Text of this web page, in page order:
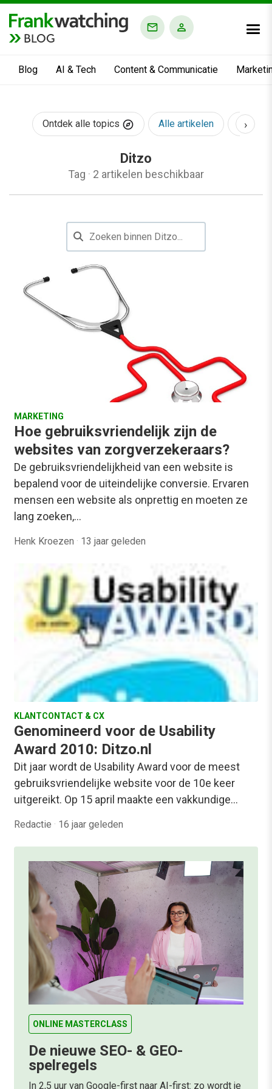
BLOG
Blog AI & Tech Content & Communicatie
Ontdek alle topics Alle artikelen AI &
›
Ditzo
Tag · 2 artikelen beschikbaar
MARKETING
Hoe gebruiksvriendelijk zijn de
websites van zorgverzekeraars?
De gebruiksvriendelijkheid van een website is
bepalend voor de uiteindelijke conversie. Ervaren
mensen een website als onprettig en moeten ze
lang zoeken,…
Henk Kroezen · 13 jaar geleden
KLANTCONTACT & CX
Genomineerd voor de Usability
Award 2010: Ditzo.nl
Dit jaar wordt de Usability Award voor de meest
gebruiksvriendelijke website voor de 10e keer
uitgereikt. Op 15 april maakte een vakkundige…
Redactie · 16 jaar geleden
ONLINE MASTERCLASS
De nieuwe SEO- & GEO-
spelregels
In 2,5 uur van Google-first naar AI-first: zo wordt je